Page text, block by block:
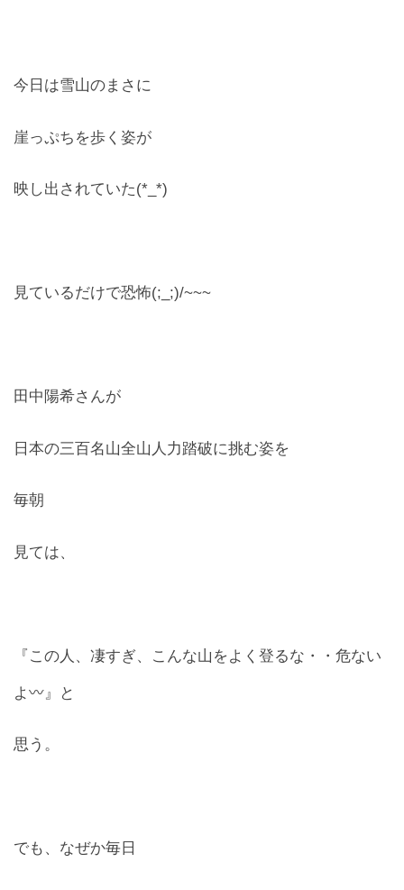
今日は雪山のまさに
崖っぷちを歩く姿が
映し出されていた(*_*)
見ているだけで恐怖(;_;)/~~~
田中陽希さんが
日本の三百名山全山人力踏破に挑む姿を
毎朝
見ては、
『この人、凄すぎ、こんな山をよく登るな・・危ない
よ〰』と
思う。
でも、なぜか毎日